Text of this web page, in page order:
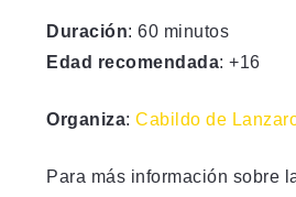
Duración: 60 minutos
Edad recomendada: +16
Organiza: Cabildo de
Para más información sobre